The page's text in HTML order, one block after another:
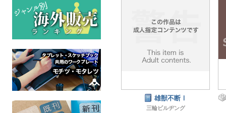
雄獣不断Ⅰ
三輪ビルヂング